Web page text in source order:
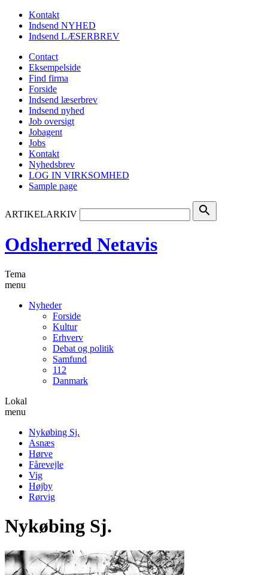
Kontakt
Indsend NYHED
Indsend LÆSERBREV
Contact
Eksempelside
Find firma
Forside
Indsend læserbrev
Indsend nyhed
Job oversigt
Jobagent
Jobs
Kontakt
Nyhedsbrev
LOG IN VIRKSOMHED
Sample page
ARTIKELARKIV search
Odsherred Netavis
Tema
menu
Nyheder
Forside
Kultur
Erhverv
Debat og politik
Samfund
112
Danmark
Lokal
menu
Nykøbing Sj.
Asnæs
Hørve
Fårevejle
Vig
Højby
Rørvig
Nykøbing Sj.